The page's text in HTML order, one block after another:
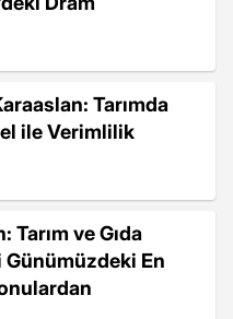
Tarımda
ile Verimlilik
Tarım ve Gıda
En